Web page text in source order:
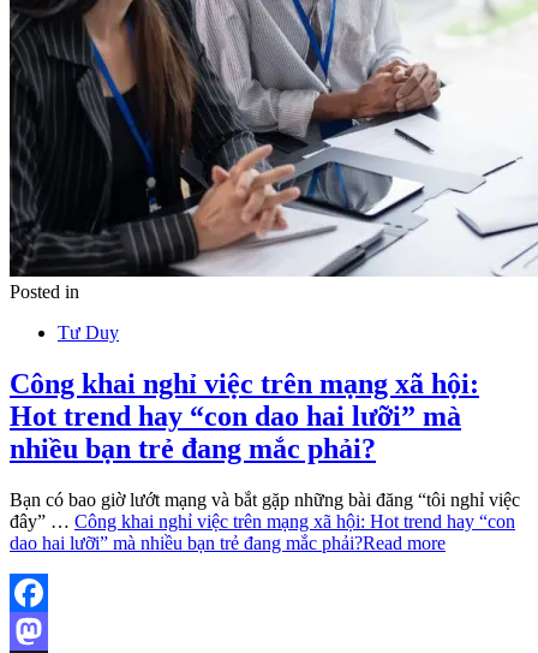
Posted in
Tư Duy
Công khai nghỉ việc trên mạng xã hội:
Hot trend hay “con dao hai lưỡi” mà
nhiều bạn trẻ đang mắc phải?
Bạn có bao giờ lướt mạng và bắt gặp những bài đăng “tôi nghỉ việc
đây” … Công khai nghỉ việc trên mạng xã hội: Hot trend hay “con
dao hai lưỡi” mà nhiều bạn trẻ đang mắc phải?Read more
Facebook